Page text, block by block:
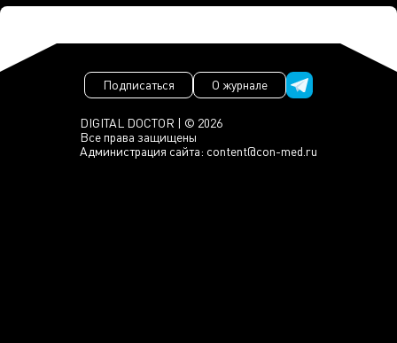
DIGITAL DOCTOR | © 2026
Все права защищены
Администрация сайта: content@con-med.ru
Подписаться О журнале